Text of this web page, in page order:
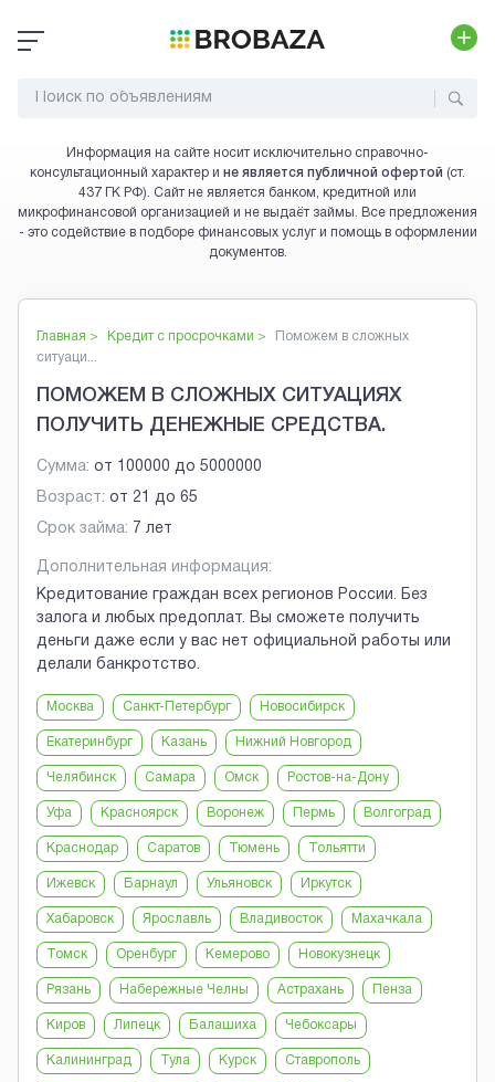
Информация на сайте носит исключительно справочно-
консультационный характер и не является публичной офертой (ст.
437 ГК РФ). Сайт не является банком, кредитной или
микрофинансовой организацией и не выдаёт займы. Все предложения
- это содействие в подборе финансовых услуг и помощь в оформлении
документов.
Главная > Кредит с просрочками >
Поможем в сложных
ситуаци...
ПОМОЖЕМ В СЛОЖНЫХ СИТУАЦИЯХ
ПОЛУЧИТЬ ДЕНЕЖНЫЕ СРЕДСТВА.
Сумма: от 100000 до 5000000
Возраст: от 21 до 65
Срок займа: 7 лет
Дополнительная информация:
Кредитование граждан всех регионов России. Без
залога и любых предоплат. Вы сможете получить
деньги даже если у вас нет официальной работы или
делали банкротство.
Москва Санкт-Петербург Новосибирск
Екатеринбург Казань Нижний Новгород
Челябинск Самара Омск Ростов-на-Дону
Уфа Красноярск Воронеж Пермь Волгоград
Краснодар Саратов Тюмень Тольятти
Ижевск Барнаул Ульяновск Иркутск
Хабаровск Ярославль Владивосток Махачкала
Томск Оренбург Кемерово Новокузнецк
Рязань Набережные Челны Астрахань Пенза
Киров Липецк Балашиха Чебоксары
Калининград Тула Курск Ставрополь